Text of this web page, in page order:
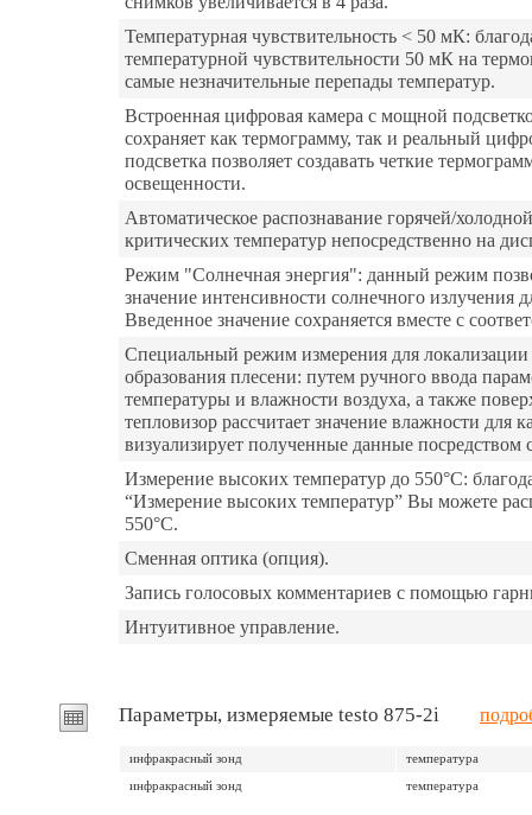
Температурная чувствительность < 50 мК:
температурной чувствительности 50 мК на
самые незначительные перепады температур.
Встроенная цифровая камера с мощной
сохраняет как термограмму, так и реальный
подсветка позволяет создавать четкие
освещенности.
Автоматическое распознавание горячей/
критических температур непосредственно на
Режим "Солнечная энергия": данный режим
значение интенсивности солнечного излучения
Введенное значение сохраняется вместе с
Специальный режим измерения для
образования плесени: путем ручного ввода
температуры и влажности воздуха, а также
тепловизор рассчитает значение влажности для
визуализирует полученные данные
Измерение высоких температур до 550°C:
“Измерение высоких температур” Вы можете
550°C.
Сменная оптика (опция).
Запись голосовых комментариев с помощью
Интуитивное управление.
Параметры, измеряемые testo 875-2i
инфракрасный зонд
температура
инфракрасный зонд
температура